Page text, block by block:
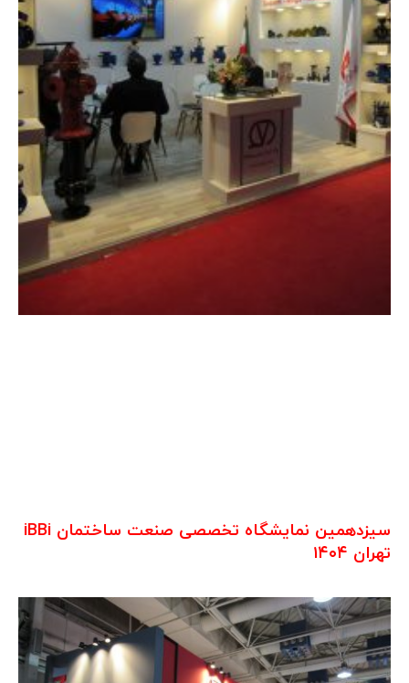
سیزدهمین نمایشگاه تخصصی صنعت ساختمان iBBi
تهران ۱۴۰۴